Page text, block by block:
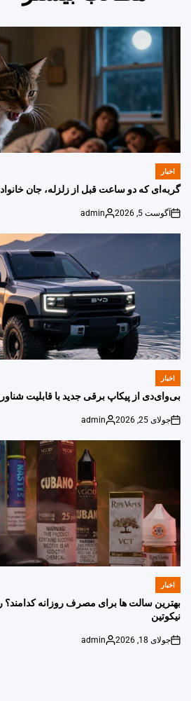
POSTED
IN
اخبار
گربه‌ای که دو ساعت قبل از زلزله، جان
on
آگوست 5, 2026
Posted
admin
POSTED
اخبار
بی‌وای‌دی از پیکاپ برقی جدید با قابلیت
on
جولای 25, 2026
Posted
admin
POSTED
اخبار
بهترین سالت ها برای مصرف روزانه کدامند؟
نیکوتین
on
جولای 18, 2026
Posted
admin